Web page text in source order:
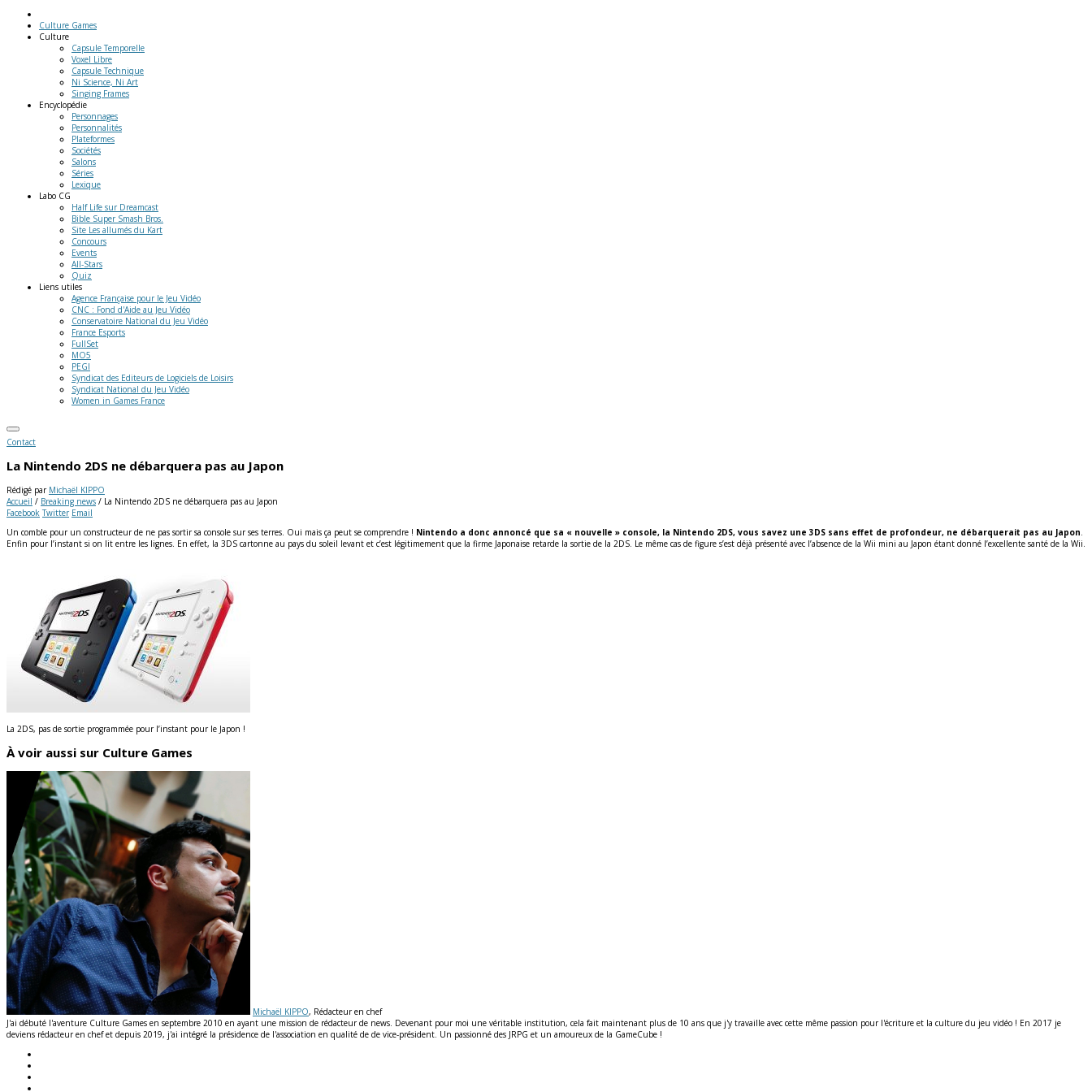
Culture Games
Culture
Capsule Temporelle
Voxel Libre
Capsule Technique
Ni Science, Ni Art
Singing Frames
Encyclopédie
Personnages
Personnalités
Plateformes
Sociétés
Salons
Séries
Lexique
Labo CG
Half Life sur Dreamcast
Bible Super Smash Bros.
Site Les allumés du Kart
Concours
Events
All-Stars
Quiz
Liens utiles
Agence Française pour le Jeu Vidéo
CNC : Fond d'Aide au Jeu Vidéo
Conservatoire National du Jeu Vidéo
France Esports
FullSet
MO5
PEGI
Syndicat des Editeurs de Logiciels de Loisirs
Syndicat National du Jeu Vidéo
Women in Games France
Contact
La Nintendo 2DS ne débarquera pas au Japon
Rédigé par Michaël KIPPO
Accueil / Breaking news / La Nintendo 2DS ne débarquera pas au Japon
Facebook Twitter Email
Un comble pour un constructeur de ne pas sortir sa console sur ses terres. Oui mais ça peut se comprendre ! Nintendo a donc annoncé que sa « nouvelle » console, la Nintendo 2DS, vous savez une 3DS sans effet de profondeur, ne débarquerait pas au Japon.
Enfin pour l’instant si on lit entre les lignes. En effet, la 3DS cartonne au pays du soleil levant et c’est légitimement que la firme Japonaise retarde la sortie de la 2DS. Le même cas de figure s’est déjà présenté avec l’absence de la Wii mini au Japon étant donné l’excellente santé de la Wii.
La 2DS, pas de sortie programmée pour l’instant pour le Japon !
À voir aussi sur Culture Games
Michaël KIPPO, Rédacteur en chef
J'ai débuté l'aventure Culture Games en septembre 2010 en ayant une mission de rédacteur de news. Devenant pour moi une véritable institution, cela fait maintenant plus de 10 ans que j'y travaille avec cette même passion pour l'écriture et la culture du jeu vidéo ! En 2017 je
deviens rédacteur en chef et depuis 2019, j'ai intégré la présidence de l'association en qualité de de vice-président. Un passionné des JRPG et un amoureux de la GameCube !